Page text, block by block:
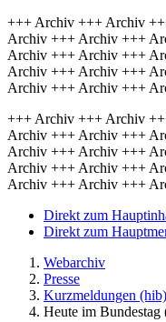
+++ Archiv +++ Archiv
Archiv +++ Archiv +++
Archiv +++ Archiv +++
Archiv +++ Archiv +++
Archiv +++ Archiv +++
+++ Archiv +++ Archiv
Archiv +++ Archiv +++
Archiv +++ Archiv +++
Archiv +++ Archiv +++
Archiv +++ Archiv +++
Direkt zum
Direkt zum
Webarchiv
Presse
Kurzmeldungen (hib)
Heute im Bundestag